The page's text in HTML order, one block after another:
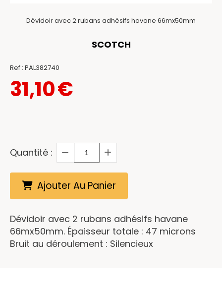
Dévidoir avec 2 rubans adhésifs havane 66mx50mm
SCOTCH
Ref : PAL382740
31,10€
Quantité :
Ajouter Au Panier
Dévidoir avec 2 rubans adhésifs havane
66mx50mm. Épaisseur totale : 47 microns
Bruit au déroulement : Silencieux